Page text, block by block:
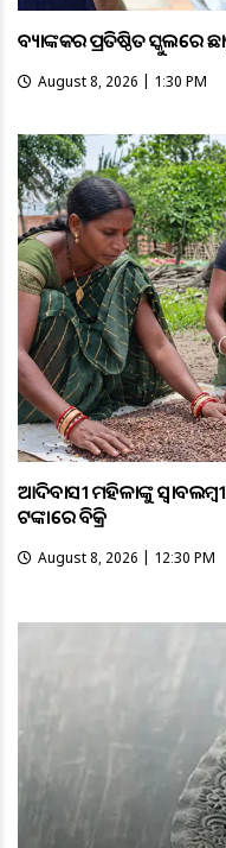
ବ୍ୟାଙ୍କକର ପ୍ରତିଷ୍ଠିତ ସ୍କୁଲରେ
August 8, 2026 | 1:30 PM
ଆଦିବାସୀ ମହିଳାଙ୍କୁ
ଟଙ୍କାରେ ବିକ୍ରି
August 8, 2026 | 12:30 PM